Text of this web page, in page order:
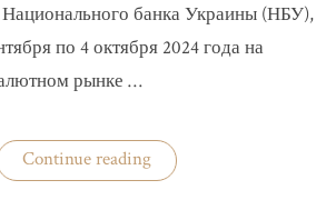
банка Украины (НБУ),
по 4 октября 2024 года на
рынке …
Continue reading«Нацбанк
четвертую